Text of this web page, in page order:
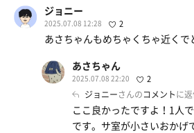
ジョニー
2025.07.08 12:28 2
あさちゃんもめちゃくちゃ近くで
あさちゃん
2025.07.08 22:20 2
ジョニーさんのコメントに
ここ良かったですよ！1人
です。サ室が小さいおかげ